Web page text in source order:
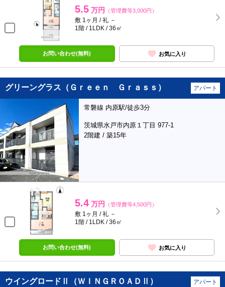
5.5 万円 （管理費等3,000円）
敷 1ヶ月 / 礼 －
1階 / 1LDK / 36㎡
お問い合わせ(無料) お気に入り
グリーングラス（Ｇｒｅｅｎ Ｇｒａｓｓ） アパート
常磐線 内原駅/徒歩3分
茨城県水戸市内原１丁目 977-1
2階建 / 築15年
5.4 万円 （管理費等4,500円）
敷 1ヶ月 / 礼 －
1階 / 1LDK / 36㎡
お問い合わせ(無料) お気に入り
ウイングロードⅡ（ＷＩＮＧＲＯＡＤⅡ） アパート